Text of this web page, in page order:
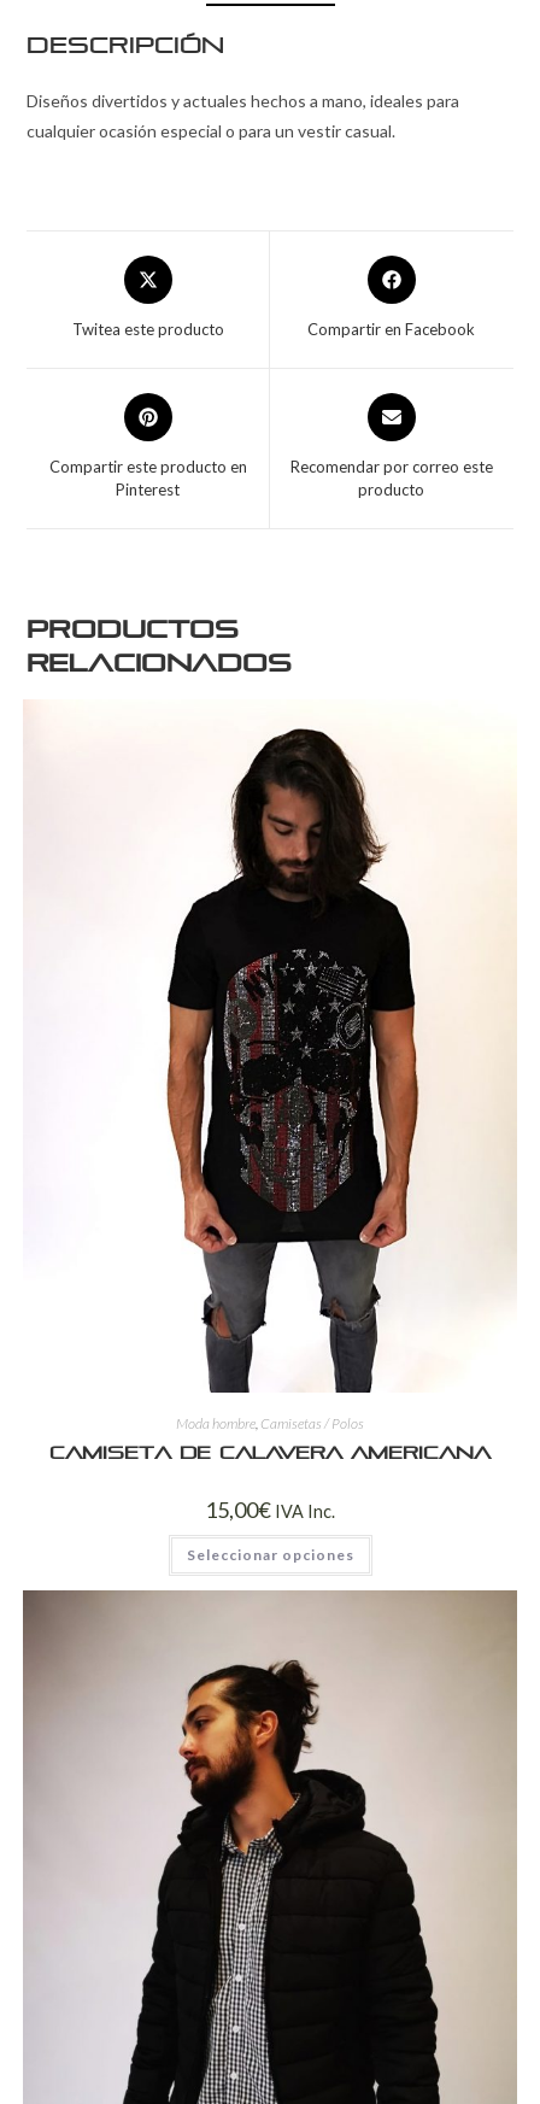
Descripción
Diseños divertidos y actuales hechos a mano, ideales para
cualquier ocasión especial o para un vestir casual.
Twitea este producto Compartir en Facebook
Compartir este producto en
Pinterest
Recomendar por correo este
producto
Productos
relacionados
Moda hombre Camisetas / Polos
Camiseta de calavera americana
15,00€ IVA Inc.
Seleccionar opciones